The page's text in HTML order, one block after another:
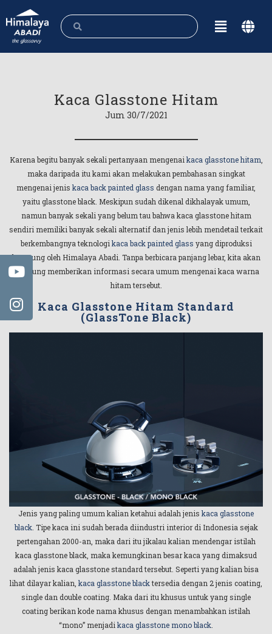
Kaca Glasstone Hitam
Jum 30/7/2021
Karena begitu banyak sekali pertanyaan mengenai kaca glasstone hitam
maka daripada itu kami akan melakukan pembahasan singkat
mengenai jenis kaca back painted glass dengan nama yang familiar,
yaitu glasstone black. Meskipun sudah dikenal dikhalayak umum,
namun banyak sekali yang belum tau bahwa kaca glasstone hitam
sendiri memiliki banyak sekali alternatif dan jenis lebih mendetail terkait
berkembangnya teknologi kaca back painted glass yang diproduksi
langsung oleh Himalaya Abadi. Tanpa berbicara panjang lebar, kita akan
langsung memberikan informasi secara umum mengenai kaca warna
hitam tersebut.
Kaca Glasstone Hitam Standard
(GlassTone Black)
Jenis yang paling umum kalian ketahui adalah jenis kaca glasstone
black. Tipe kaca ini sudah berada diindustri interior di Indonesia sejak
pertengahan 2000-an, maka dari itu jikalau kalian mendengar istilah
kaca glasstone black, maka kemungkinan besar kaca yang dimaksud
adalah jenis kaca glasstone standard tersebut. Seperti yang kalian bisa
lihat dilayar kalian, kaca glasstone blacktersedia dengan 2 jenis coating,
single dan double coating. Maka dari itu khusus untuk yang single
coating berikan kode nama khusus dengan menambahkan istilah
“mono” menjadikaca glasstone mono black.